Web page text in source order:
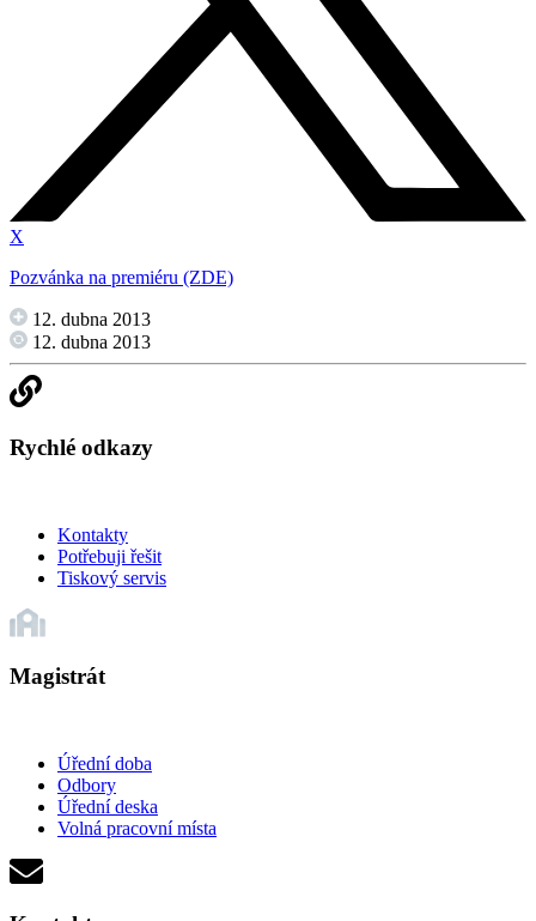
X
Pozvánka na premiéru (ZDE)
12. dubna 2013
12. dubna 2013
Rychlé odkazy
Kontakty
Potřebuji řešit
Tiskový servis
Magistrát
Úřední doba
Odbory
Úřední deska
Volná pracovní místa